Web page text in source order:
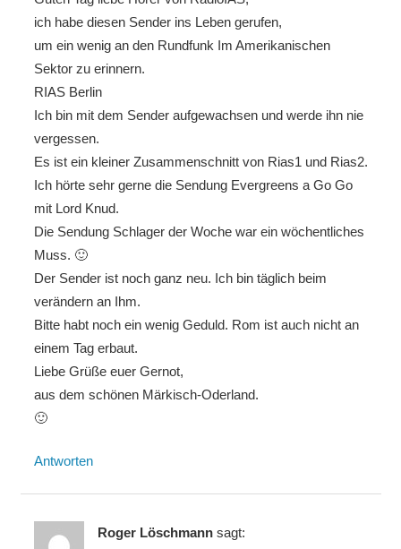
ich habe diesen Sender ins Leben gerufen,
um ein wenig an den Rundfunk Im Amerikanischen
Sektor zu erinnern.
RIAS Berlin
Ich bin mit dem Sender aufgewachsen und werde ihn nie
vergessen.
Es ist ein kleiner Zusammenschnitt von Rias1 und Rias2.
Ich hörte sehr gerne die Sendung Evergreens a Go Go
mit Lord Knud.
Die Sendung Schlager der Woche war ein wöchentliches
Muss. 🙂
Der Sender ist noch ganz neu. Ich bin täglich beim
verändern an Ihm.
Bitte habt noch ein wenig Geduld. Rom ist auch nicht an
einem Tag erbaut.
Liebe Grüße euer Gernot,
aus dem schönen Märkisch-Oderland.
🙂
Antworten
Roger Löschmann sagt: